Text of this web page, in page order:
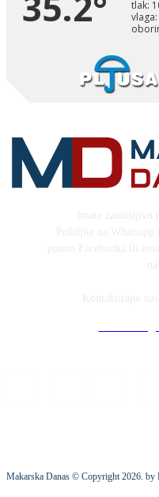
Makarska Danas © Copyright2026. by